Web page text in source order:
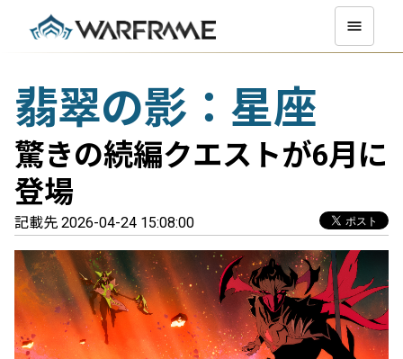
翡翠の影：星座
驚きの続編クエストが6月に
登場
記載先 2026-04-24 15:08:00